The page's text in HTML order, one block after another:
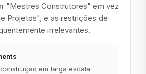
"Mestres Construtores" em vez
Projetos", e as restrições de
irrelevantes.
em larga escala